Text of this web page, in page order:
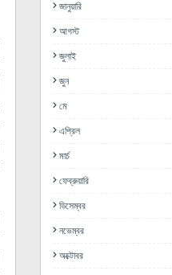
জানুয়ারি
আগস্ট
জুলাই
জুন
মে
এপ্রিল
মার্চ
ফেব্রুয়ারি
ডিসেম্বর
নভেম্বর
অক্টোবর